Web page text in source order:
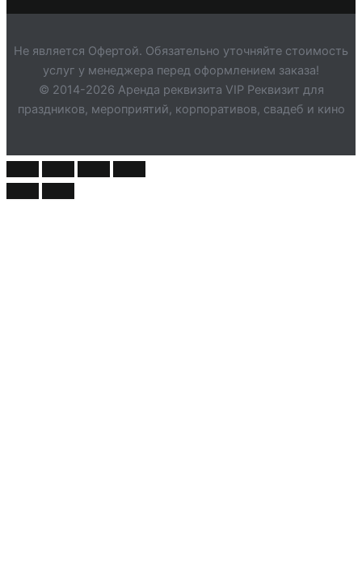
Не является Офертой. Обязательно уточняйте стоимость
услуг у менеджера перед оформлением заказа!
© 2014-2026 Аренда реквизита VIP Реквизит для
праздников, мероприятий, корпоративов, свадеб и кино